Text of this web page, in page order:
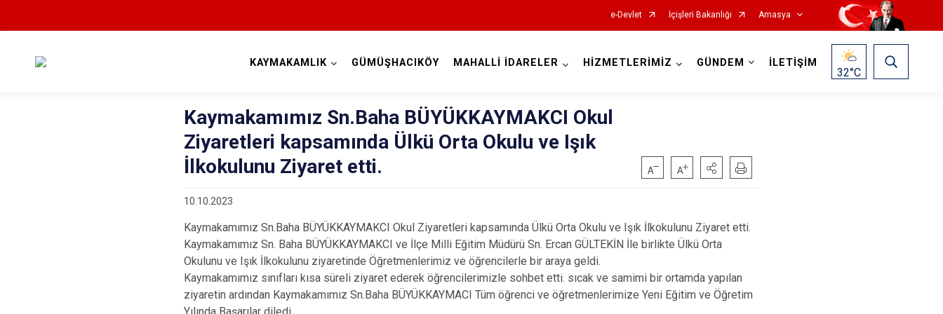
e-Devlet İçişleri Bakanlığı Amasya
Göynücek
Gümüşhacıköy
Hamamözü
Merzifon
KAYMAKAMLIK GÜMÜŞHACIKÖY MAHALLİ İDARELER HİZMETLERİMİZ GÜNDEM İLETİŞİM
32°C
Kaymakamımız Sn.Baha BÜYÜKKAYMAKCI Okul
Ziyaretleri kapsamında Ülkü Orta Okulu ve Işık
İlkokulunu Ziyaret etti.
10.10.2023
Kaymakamımız Sn.Baha BÜYÜKKAYMAKCI Okul Ziyaretleri kapsamında Ülkü Orta Okulu ve Işık İlkokulunu Ziyaret etti.
Kaymakamımız Sn. Baha BÜYÜKKAYMAKCI ve İlçe Milli Eğitim Müdürü Sn. Ercan GÜLTEKİN İle birlikte Ülkü Orta
Okulunu ve Işık İlkokulunu ziyaretinde Öğretmenlerimiz ve öğrencilerle bir araya geldi.
Kaymakamımız sınıfları kısa süreli ziyaret ederek öğrencilerimizle sohbet etti. sıcak ve samimi bir ortamda yapılan
ziyaretin ardından Kaymakamımız Sn.Baha BÜYÜKKAYMACI Tüm öğrenci ve öğretmenlerimize Yeni Eğitim ve Öğretim